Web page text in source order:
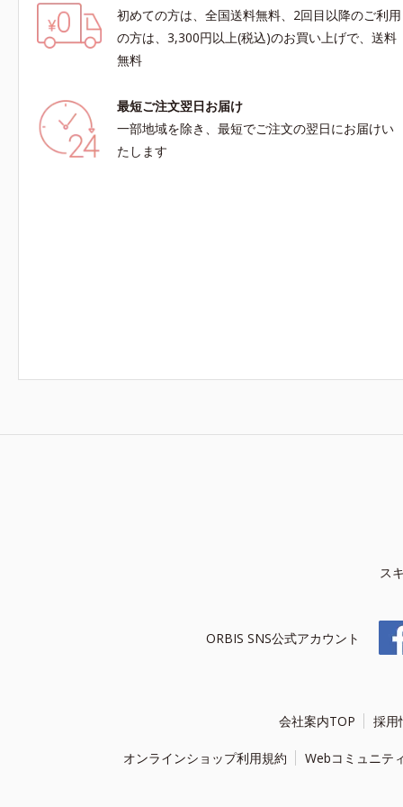
初めての方は、全国送料無料、2回目以降のご利用
の方は、3,300円以上(税込)のお買い上げで、送料
無料
最短ご注文翌日お届け
一部地域を除き、最短でご注文の翌日にお届けい
たします
ス
ORBIS SNS公式アカウント
会社案内TOP 採用
オンラインショップ利用規約 Webコミュニテ